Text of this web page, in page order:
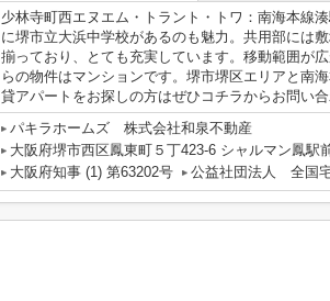
少林寺町西エヌエム・トラント・トワ：南海本線
に堺市立大浜中学校があるのも魅力。共用部には
揃っており、とても充実しています。移動範囲が
らの物件はマンションです。堺市堺区エリアと南
貸アパートをお探しの方はぜひコチラからお問い合
パキラホームズ 株式会社和泉不動産
大阪府堺市西区鳳東町５丁423-6 シャルマン鳳駅
大阪府知事 (1) 第63202号
公益社団法人 全国